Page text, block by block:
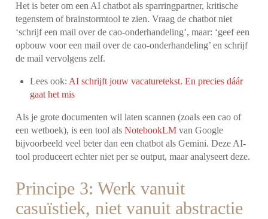
Het is beter om een AI chatbot als sparringpartner, kritische
tegenstem of brainstormtool te zien. Vraag de chatbot niet
‘schrijf een mail over de cao-onderhandeling’, maar: ‘geef een
opbouw voor een mail over de cao-onderhandeling’ en schrijf
de mail vervolgens zelf.
Lees ook: AI schrijft jouw vacaturetekst. En precies dáár
gaat het mis
Als je grote documenten wil laten scannen (zoals een cao of
een wetboek), is een tool alsNotebookLM van Google
bijvoorbeeld veel beter dan een chatbot als Gemini. Deze AI-
tool produceert echter niet per se output, maar analyseert deze.
Principe 3: Werk vanuit
casuïstiek, niet vanuit abstractie